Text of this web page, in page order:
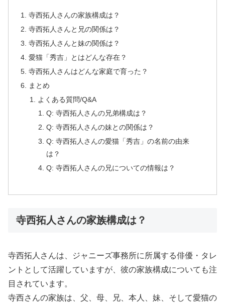
寺西拓人さんの家族構成は？
寺西拓人さんと兄の関係は？
寺西拓人さんと妹の関係は？
愛猫「秀吉」とはどんな存在？
寺西拓人さんはどんな家庭で育った？
まとめ
よくある質問/Q&A
Q: 寺西拓人さんの兄弟構成は？
Q: 寺西拓人さんの妹との関係は？
Q: 寺西拓人さんの愛猫「秀吉」の名前の由来
は？
Q: 寺西拓人さんの兄についての情報は？
寺西拓人さんの家族構成は？
寺西拓人さんは、ジャニーズ事務所に所属する俳優・タレ
ントとして活躍していますが、彼の家族構成についても注
目されています。
寺西さんの家族は、父、母、兄、本人、妹、そして愛猫の